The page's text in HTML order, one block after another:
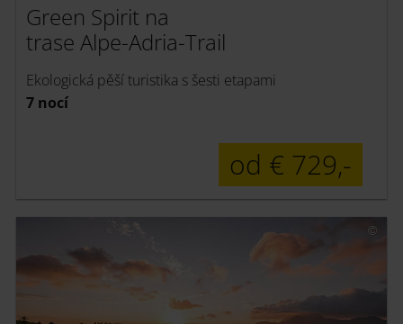
Green Spirit na
trase Alpe-Adria-Trail
Ekologická pěší turistika s šesti etapami
7 nocí
od € 729,-